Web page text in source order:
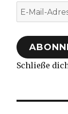
E-
Mail-
Adresse
Schließe